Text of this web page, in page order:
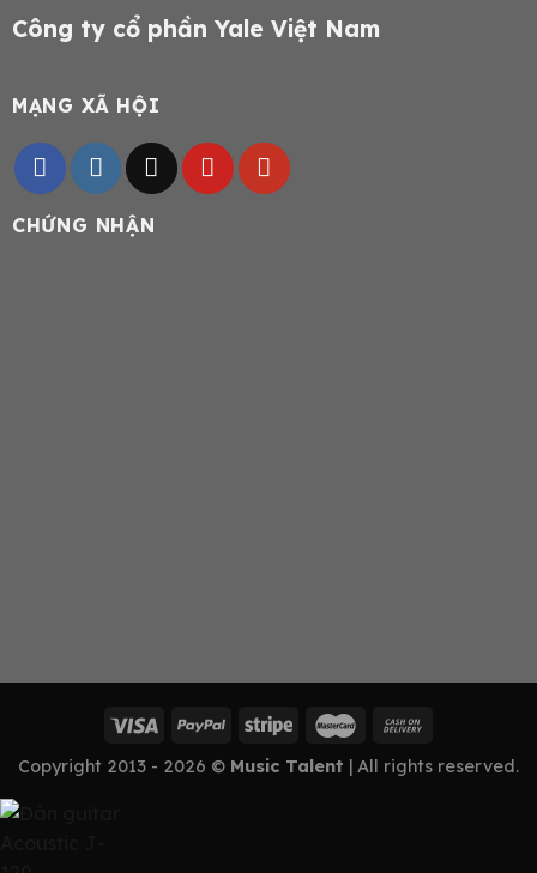
Công ty cổ phần Yale Việt Nam
MẠNG XÃ HỘI
CHỨNG NHẬN
Copyright 2013 - 2026 © Music Talent | All rights reserved.